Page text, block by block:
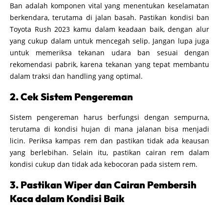
Ban adalah komponen vital yang menentukan keselamatan
berkendara, terutama di jalan basah. Pastikan kondisi ban
Toyota Rush 2023 kamu dalam keadaan baik, dengan alur
yang cukup dalam untuk mencegah selip. Jangan lupa juga
untuk memeriksa tekanan udara ban sesuai dengan
rekomendasi pabrik, karena tekanan yang tepat membantu
dalam traksi dan handling yang optimal.
2. Cek Sistem Pengereman
Sistem pengereman harus berfungsi dengan sempurna,
terutama di kondisi hujan di mana jalanan bisa menjadi
licin. Periksa kampas rem dan pastikan tidak ada keausan
yang berlebihan. Selain itu, pastikan cairan rem dalam
kondisi cukup dan tidak ada kebocoran pada sistem rem.
3. Pastikan Wiper dan Cairan Pembersih
Kaca dalam Kondisi Baik